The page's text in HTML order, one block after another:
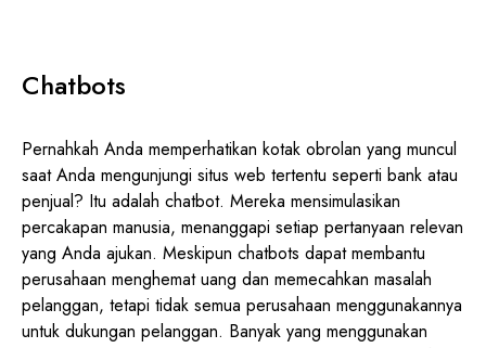
Chatbots
Pernahkah Anda memperhatikan kotak obrolan yang muncul
saat Anda mengunjungi situs web tertentu seperti bank atau
penjual? Itu adalah chatbot. Mereka mensimulasikan
percakapan manusia, menanggapi setiap pertanyaan relevan
yang Anda ajukan. Meskipun chatbots dapat membantu
perusahaan menghemat uang dan memecahkan masalah
pelanggan, tetapi tidak semua perusahaan menggunakannya
untuk dukungan pelanggan. Banyak yang menggunakan